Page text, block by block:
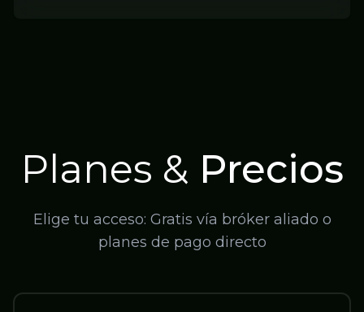
Planes & Precios
Elige tu acceso: Gratis vía bróker aliado o
planes de pago directo